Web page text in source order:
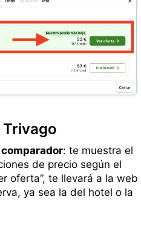
comparador: te muestra el
de precio según el
oferta”, te llevará a la web
ya sea la del hotel o la